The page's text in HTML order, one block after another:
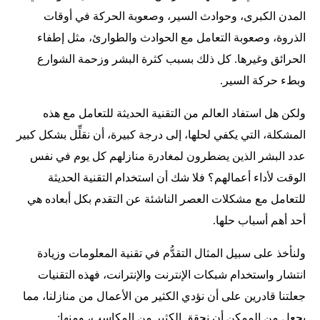
المدن الكبرى، وحوادث السير، وصعوبة الحركة في أوقات
الذروة، وصعوبة التعامل مع الحوادث والطوارئ، مثل إطفاء
الحرائق وغيرها. كل ذلك بسبب كثرة البشر وزحمة الشوارع
وبطء حركة السير.
ولكن هل استفاد العالم من التقنية الحديثة للتعامل مع هذه
المشكلة، التي يكفي لحلها، إلى درجة كبيرة، أن نقلِّل بشكل كبير
عدد البشر الذين يضطرون لمغادرة منازلهم كل يوم في نفس
الوقت لأداء أعمالهم؟ فلا شك أن استخدام التقنية الحديثة
للتعامل مع مشكلات العصر الناشئة عن التقدم بكل أبعاده هي
أحد أهم أسباب حلها.
ولنأخذ على سبيل المثال التقدُّم في تقنية المعلومات وزيادة
انتشار واستخدام شبكات الإنترنت والإنترانت، فهذه التقنيات
جعلتنا قادرين على أن نؤدي الكثير من الأعمال من منازلنا، مما
يجعل من الممكن أن نحقق الكثير من المكاسب، ومنها: